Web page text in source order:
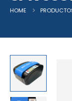
HOME